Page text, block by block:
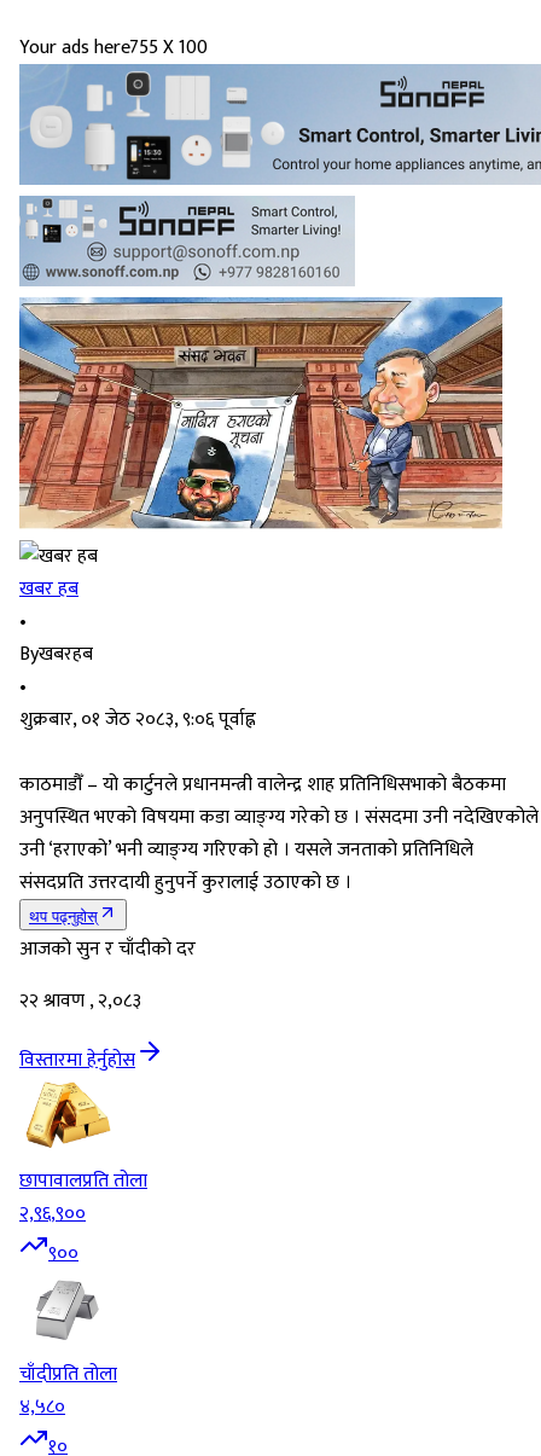
Your ads here755 X 100
खबर हब
•
Byखबरहब
•
शुक्रबार, ०१ जेठ २०८३, ९:०६ पूर्वाह्न
काठमाडौँ – यो कार्टुनले प्रधानमन्त्री वालेन्द्र शाह प्रतिनिधिसभाको बैठकमा
अनुपस्थित भएको विषयमा कडा व्याङ्ग्य गरेको छ । संसदमा उनी नदेखिएकोले
उनी ‘हराएको’ भनी व्याङ्ग्य गरिएको हो । यसले जनताको प्रतिनिधिले
संसदप्रति उत्तरदायी हुनुपर्ने कुरालाई उठाएको छ ।
थप पढ्नुहोस्
आजको सुन र चाँदीको दर
२२ श्रावण , २,०८३
विस्तारमा हेर्नुहोस
छापावालप्रति तोला
२,९६,९००
९००
चाँदीप्रति तोला
४,५८०
१०